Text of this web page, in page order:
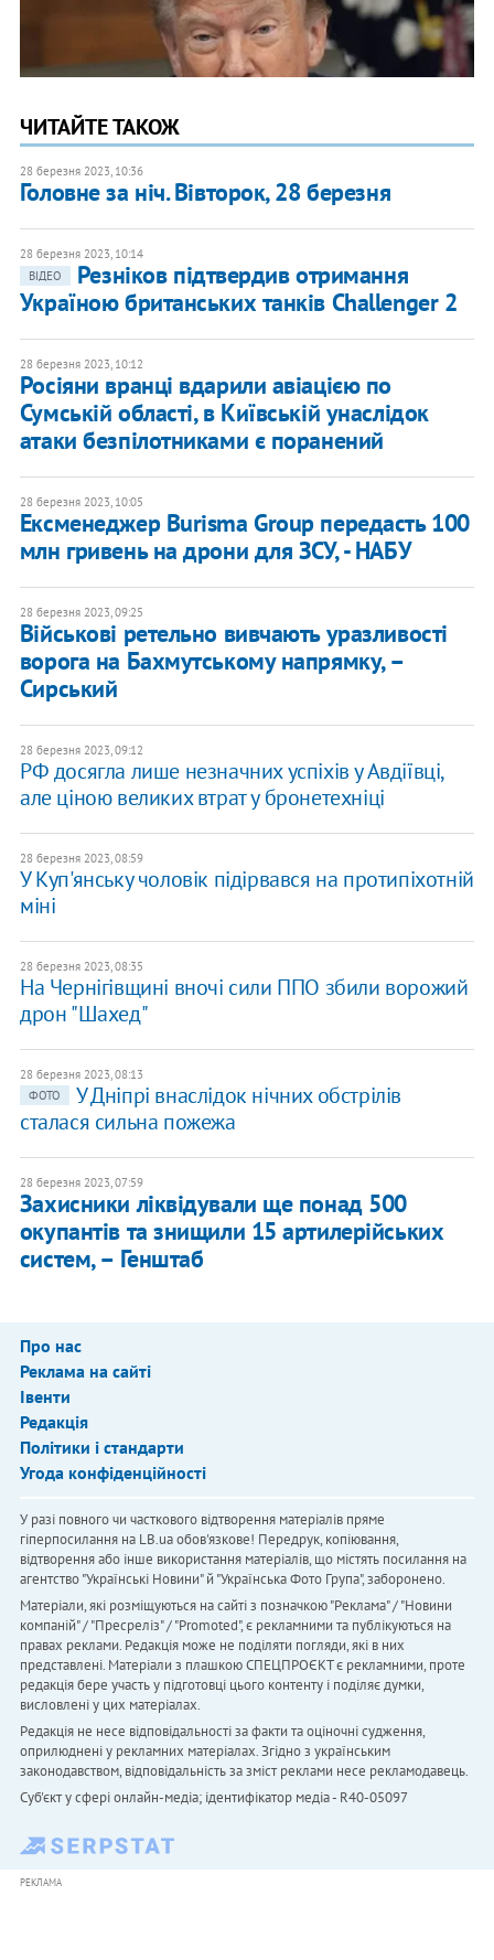
ЧИТАЙТЕ ТАКОЖ
28 березня 2023, 10:36
Головне за ніч. Вівторок, 28 березня
28 березня 2023, 10:14
ВІДЕО
Резніков підтвердив отримання
Україною британських танків Challenger 2
28 березня 2023, 10:12
Росіяни вранці вдарили авіацією по
Сумській області, в Київській унаслідок
атаки безпілотниками є поранений
28 березня 2023, 10:05
Ексменеджер Burisma Group передасть 100
млн гривень на дрони для ЗСУ, - НАБУ
28 березня 2023, 09:25
Військові ретельно вивчають уразливості
ворога на Бахмутському напрямку, –
Сирський
28 березня 2023, 09:12
РФ досягла лише незначних успіхів у Авдіївці,
але ціною великих втрат у бронетехніці
28 березня 2023, 08:59
У Куп'янську чоловік підірвався на протипіхотній
міні
28 березня 2023, 08:35
На Чернігівщині вночі сили ППО збили ворожий
дрон "Шахед"
28 березня 2023, 08:13
ФОТО
У Дніпрі внаслідок нічних обстрілів
сталася сильна пожежа
28 березня 2023, 07:59
Захисники ліквідували ще понад 500
окупантів та знищили 15 артилерійських
систем, – Генштаб
Про нас
Реклама на сайті
Івенти
Редакція
Політики і стандарти
Угода конфіденційності
У разі повного чи часткового відтворення матеріалів пряме
гіперпосилання на LB.ua обов'язкове! Передрук, копіювання,
відтворення або інше використання матеріалів, що містять посилання на
агентство "Українськi Новини" й "Українська Фото Група", заборонено.
Матеріали, які розміщуються на сайті з позначкою "Реклама" / "Новини
компаній" / "Пресреліз" / "Promoted", є рекламними та публікуються на
правах реклами. Редакція може не поділяти погляди, які в них
представлені. Матеріали з плашкою СПЕЦПРОЄКТ є рекламними, проте
редакція бере участь у підготовці цього контенту і поділяє думки,
висловлені у цих матеріалах.
Редакція не несе відповідальності за факти та оціночні судження,
оприлюднені у рекламних матеріалах. Згідно з українським
законодавством, відповідальність за зміст реклами несе рекламодавець.
Cуб'єкт у сфері онлайн-медіа; ідентифікатор медіа - R40-05097
РЕКЛАМА